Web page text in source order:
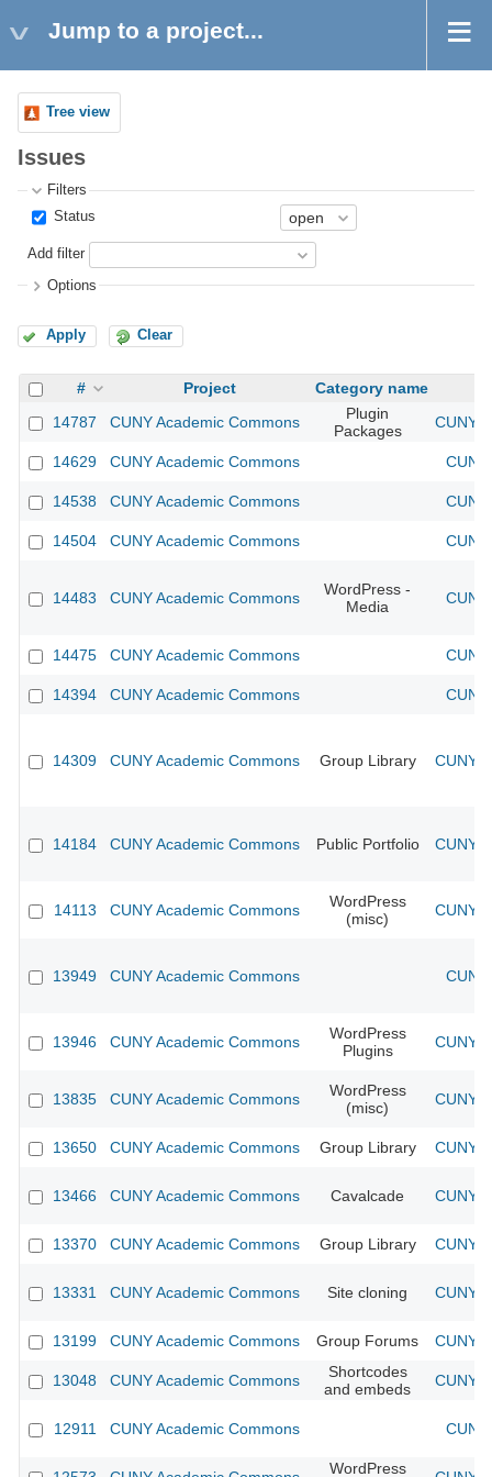
Jump to a project...
Tree view
Issues
Filters
Status
Add filter
Options
Apply Clear
# Project
Category name
14787
CUNY Academic Commons
Plugin
Packages
CUNY
14629 CUNY Academic Commons
14538 CUNY Academic Commons
14504 CUNY Academic Commons
14483 CUNY Academic Commons
WordPress -
Media
14475 CUNY Academic Commons
14394 CUNY Academic Commons
14309 CUNY Academic Commons Group Library CUNY
14184 CUNY Academic Commons Public Portfolio CUNY
14113 CUNY Academic Commons
WordPress
(misc)
CUNY
13949 CUNY Academic Commons
13946 CUNY Academic Commons
WordPress
Plugins
CUNY
13835 CUNY Academic Commons
WordPress
(misc)
CUNY
13650 CUNY Academic Commons Group Library CUNY
13466 CUNY Academic Commons Cavalcade CUNY
13370 CUNY Academic Commons Group Library CUNY
13331 CUNY Academic Commons Site cloning CUNY
13199 CUNY Academic Commons Group Forums CUNY
13048 CUNY Academic Commons
Shortcodes
and embeds
CUNY
12911 CUNY Academic Commons
WordPress